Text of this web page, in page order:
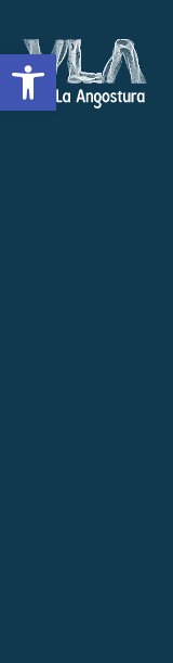
Open